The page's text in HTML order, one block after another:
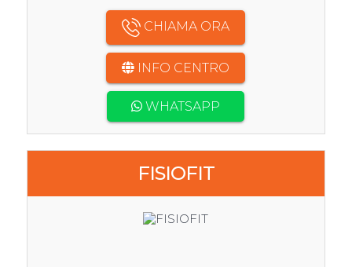
CHIAMA ORA
INFO CENTRO
WHATSAPP
FISIOFIT